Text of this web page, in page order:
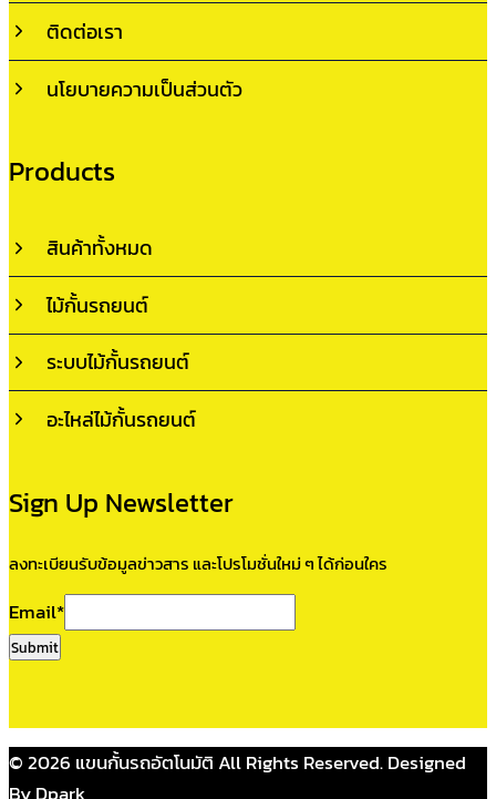
ติดต่อเรา
นโยบายความเป็นส่วนตัว
Products
สินค้าทั้งหมด
ไม้กั้นรถยนต์
ระบบไม้กั้นรถยนต์
อะไหล่ไม้กั้นรถยนต์
Sign Up Newsletter
ลงทะเบียนรับข้อมูลข่าวสาร และโปรโมชั่นใหม่ ๆ ได้ก่อนใคร
Email*
Submit
© 2026 แขนกั้นรถอัตโนมัติ All Rights Reserved. Designed
By Dpark